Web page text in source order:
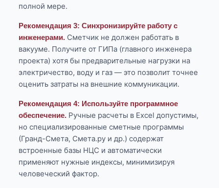
полной мере.
Рекомендация 3: Синхронизируйте работу с
инженерами. Сметчик не должен работать в
вакууме. Получите от ГИПа (главного инженера
проекта) хотя бы предварительные нагрузки на
электричество, воду и газ — это позволит точнее
оценить затраты на внешние коммуникации.
Рекомендация 4: Используйте программное
обеспечение. Ручные расчеты в Excel допустимы,
но специализированные сметные программы
(Гранд-Смета, Смета.ру и др.) содержат
встроенные базы НЦС и автоматически
применяют нужные индексы, минимизируя
человеческий фактор.